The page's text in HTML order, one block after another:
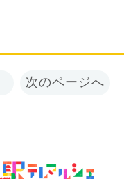
次のページへ